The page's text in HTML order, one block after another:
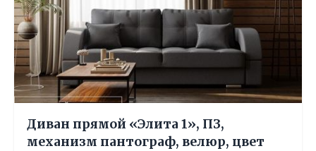
Диван прямой «Элита 1», ПЗ,
механизм пантограф, велюр, цвет